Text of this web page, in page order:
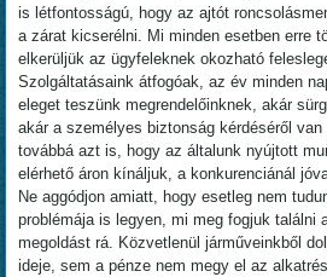
is létfontosságú, hogy az ajtót
a zárat kicserélni. Mi minden esetben erre
elkerüljük az ügyfeleknek okozható
Szolgáltatásaink átfogóak, az év minden
eleget teszünk megrendelőinknek, akár
akár a személyes biztonság kérdéséről
továbbá azt is, hogy az általunk nyújtott
elérhető áron kínáljuk, a konkurenciánál
Ne aggódjon amiatt, hogy esetleg nem
problémája is legyen, mi meg fogjuk találni
megoldást rá. Közvetlenül járműveinkből
ideje, sem a pénze nem megy el az